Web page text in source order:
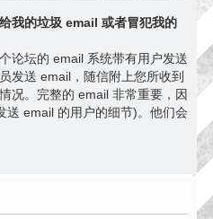
我的垃圾 email 或者冒犯我的
论坛的 email 系统带有用户发送
发送 email，随信附上您所收到
况。完整的 email 非常重要，因
送 email 的用户的细节)。他们会